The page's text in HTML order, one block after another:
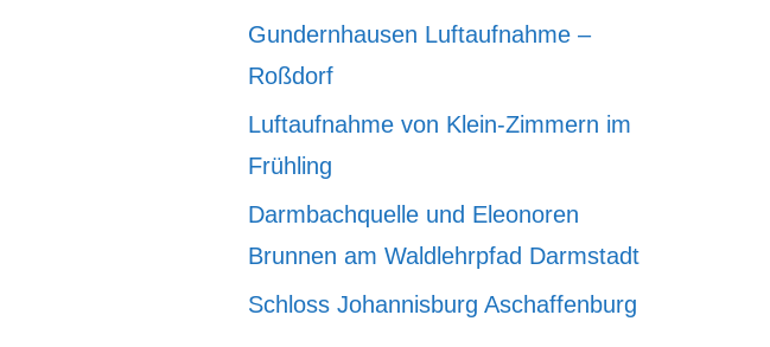
Gundernhausen Luftaufnahme –
Roßdorf
Luftaufnahme von Klein-Zimmern im
Frühling
Darmbachquelle und Eleonoren
Brunnen am Waldlehrpfad Darmstadt
Schloss Johannisburg Aschaffenburg